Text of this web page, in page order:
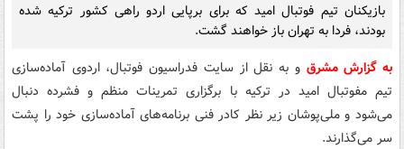
بازیکنان تیم فوتبال امید که برای برپایی اردو راهی کشور ترکیه شده
بودند، فردا به تهران باز خواهند گشت.
به گزارش مشرق و به نقل از سایت فدراسیون فوتبال، اردوی آماده‌سازی
تیم مفوتبال امید در ترکیه با برگزاری تمرینات منظم و فشرده دنبال
می‌شود و ملی‌پوشان زیر نظر کادر فنی برنامه‌های آماده‌سازی خود را پشت
سر می‌گذارند.